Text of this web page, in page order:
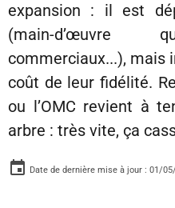
expansion : il est
(main-d’œuvre
commerciaux...), mais
coût de leur fidélité.
ou l’OMC revient à
arbre : très vite, ça
Date de dernière mise à jour : 01/